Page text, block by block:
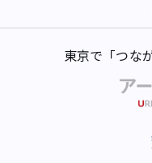
東京で「つな